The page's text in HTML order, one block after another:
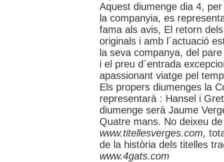
Aquest diumenge dia 4,
la companyia, es
fama als avis, El retorn
originals i amb l´actuació
la seva companya, del
i el preu d´entrada
apassionant viatge pel
Els propers diumenges la
representarà : Hansel i
diumenge serà Jaume
Quatre mans. No deixeu
www.titellesverges.com,
de la història dels titelles
www.4gats.com